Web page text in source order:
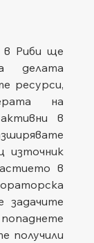
Риби ще
делата
ресурси,
на
в
източник
в
задачите
получили